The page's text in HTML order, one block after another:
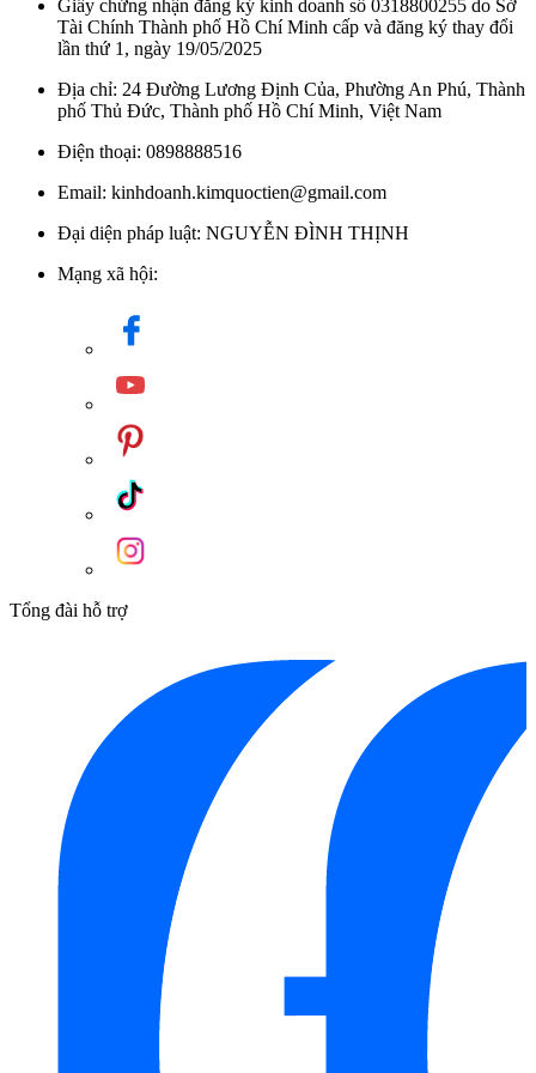
Giấy chứng nhận đăng ký kinh doanh số 0318800255 do Sở
Tài Chính Thành phố Hồ Chí Minh cấp và đăng ký thay đổi
lần thứ 1, ngày 19/05/2025
Địa chỉ: 24 Đường Lương Định Của, Phường An Phú, Thành
phố Thủ Đức, Thành phố Hồ Chí Minh, Việt Nam
Điện thoại: 0898888516
Email: kinhdoanh.kimquoctien@gmail.com
Đại diện pháp luật: NGUYỄN ĐÌNH THỊNH
Mạng xã hội:
Tổng đài hỗ trợ